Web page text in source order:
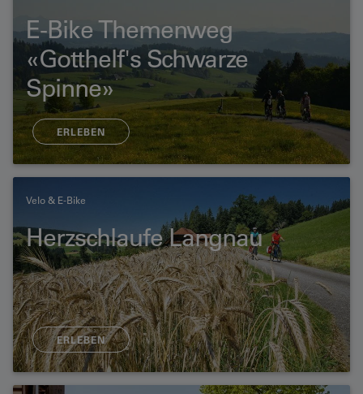
E-Bike Themenweg
«Gotthelf's Schwarze
Spinne»
ERLEBEN
Velo & E-Bike
Herzschlaufe Langnau
ERLEBEN